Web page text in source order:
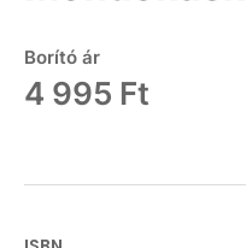
Borító ár
4 995 Ft